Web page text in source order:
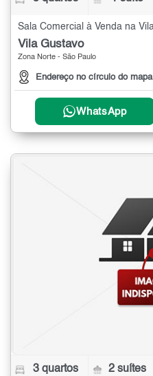
Vila Gustavo
Zona Norte - São Paulo
Endereço no círculo do mapa
WhatsApp
3 quartos 2 suítes